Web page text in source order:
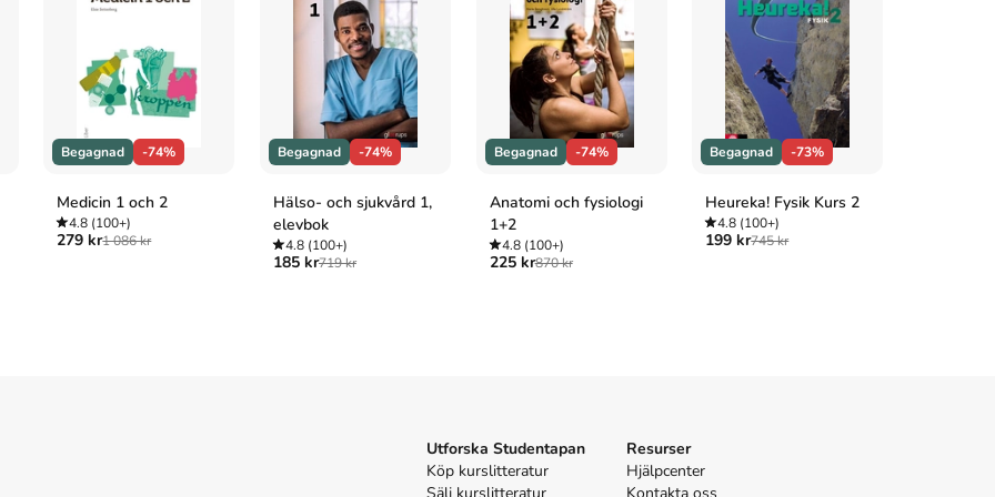
to education from birth to adulthood
to education from birth to adulthood
Begagnad -74%
Medicin 1 och 2
4.8 (100+)
279 kr1 086 kr
Begagnad -74%
Hälso- och sjukvård 1,
elevbok
4.8(100+)
185 kr719 kr
Begagnad -74%
Anatomi och fysiologi
1+2
4.8(100+)
225 kr870 kr
Begagnad -73%
Heureka! Fysik Kurs 2
4.8 (100+)
199 kr745 kr
Utforska Studentapan
Köp kurslitteratur
Resurser
Hjälpcenter